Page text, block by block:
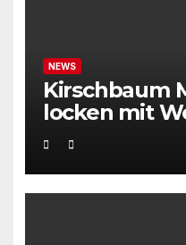
NEWS
Kirschbaum
locken mit